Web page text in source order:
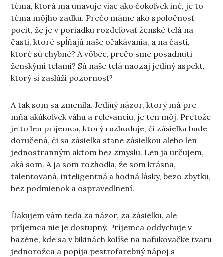
téma, ktorá ma unavuje viac ako čokoľvek iné, je to
téma môjho zadku. Prečo máme ako spoločnosť
pocit, že je v poriadku rozdeľovať ženské telá na
časti, ktoré spĺňajú naše očakávania, a na časti,
ktoré sú chybné? A vôbec, prečo sme posadnutí
ženskými telami? Sú naše telá naozaj jediný aspekt,
ktorý si zaslúži pozornosť?
A tak som sa zmenila. Jediný názor, ktorý má pre
mňa akúkoľvek váhu a relevanciu, je ten môj. Pretože
je to len príjemca, ktorý rozhoduje, či zásielka bude
doručená, či sa zásielka stane zásielkou alebo len
jednostranným aktom bez zmyslu. Len ja určujem,
aká som. A ja som rozhodla, že som krásna,
talentovaná, inteligentná a hodná lásky, bezo zbytku,
bez podmienok a ospravedlnení.
Ďakujem vám teda za názor, za zásielku, ale
príjemca nie je dostupný. Príjemca oddychuje v
bazéne, kde sa v bikinách kolíše na nafukovačke tvaru
jednorožca a popíja pestrofarebný nápoj s